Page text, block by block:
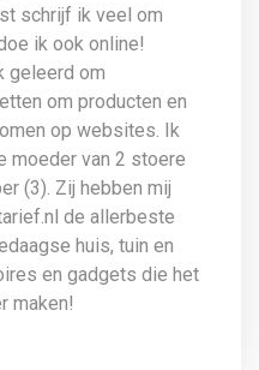
schrijf ik veel om
ik ook online!
geleerd om
om producten en
op websites. Ik
moeder van 2 stoere
(3). Zij hebben mij
de allerbeste
huis, tuin en
en gadgets die het
maken!